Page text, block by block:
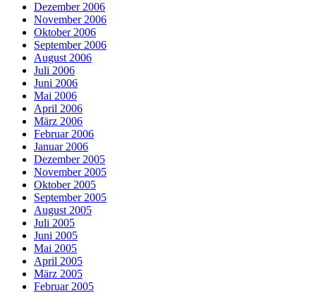
Dezember 2006
November 2006
Oktober 2006
September 2006
August 2006
Juli 2006
Juni 2006
Mai 2006
April 2006
März 2006
Februar 2006
Januar 2006
Dezember 2005
November 2005
Oktober 2005
September 2005
August 2005
Juli 2005
Juni 2005
Mai 2005
April 2005
März 2005
Februar 2005